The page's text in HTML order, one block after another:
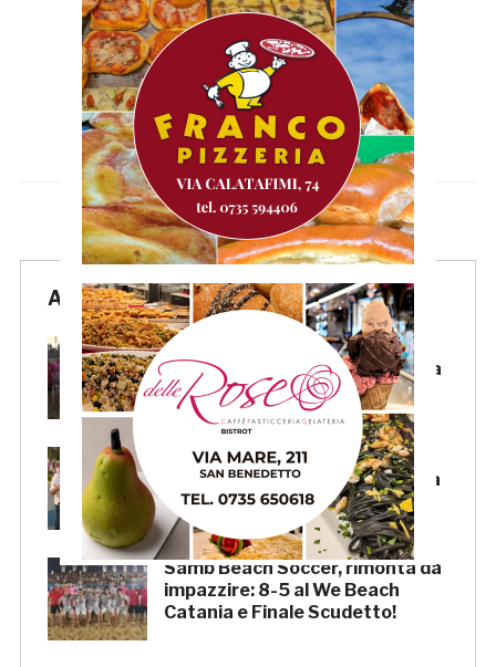
Articoli Recenti
Samb Beach Soccer, il sogno
Scudetto sfuma in Finale: il Pisa
rimonta e vince 7-4
Samb, il sindaco Mozzoni:
«Tifoseria calda? No, siamo una
tifoseria dal cuore grande»
Samb Beach Soccer, rimonta da
impazzire: 8-5 al We Beach
Catania e Finale Scudetto!